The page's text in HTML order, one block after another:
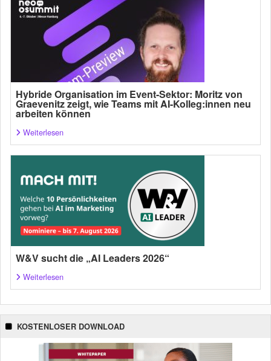
Hybride Organisation im Event-Sektor: Moritz von
Graevenitz zeigt, wie Teams mit AI-Kolleg:innen neu
arbeiten können
Weiterlesen
W&V sucht die „AI Leaders 2026“
Weiterlesen
KOSTENLOSER DOWNLOAD